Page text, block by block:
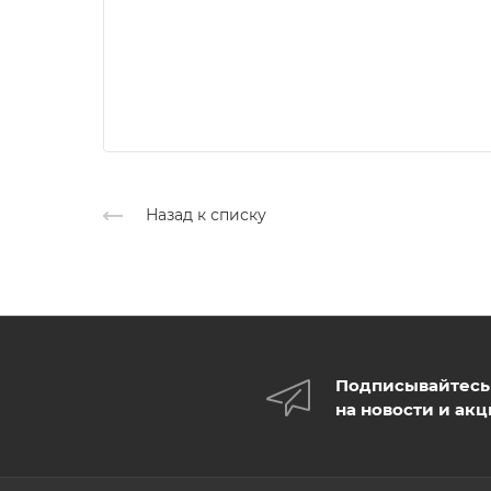
Назад к списку
Подписывайтесь
на новости и